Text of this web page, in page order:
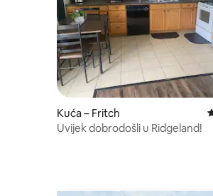
Kuća – Fritch
Uvijek dobrodošli u Ridgeland!